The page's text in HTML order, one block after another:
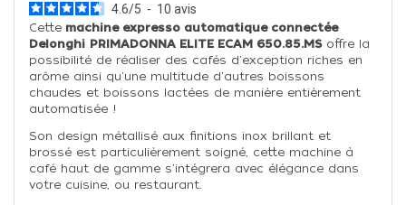
4.6/5 - 10 avis
Cette machine expresso automatique connectée
Delonghi PRIMADONNA ELITE ECAM 650.85.MSoffre la
possibilité de réaliser des cafés d'exception riches en
arôme ainsi qu'une multitude d'autres boissons
chaudes et boissons lactées de manière entièrement
automatisée !
Son design métallisé aux finitions inox brillant et
brossé est particulièrement soigné, cette machine à
café haut de gamme s'intégrera avec élégance dans
votre cuisine, ou restaurant.